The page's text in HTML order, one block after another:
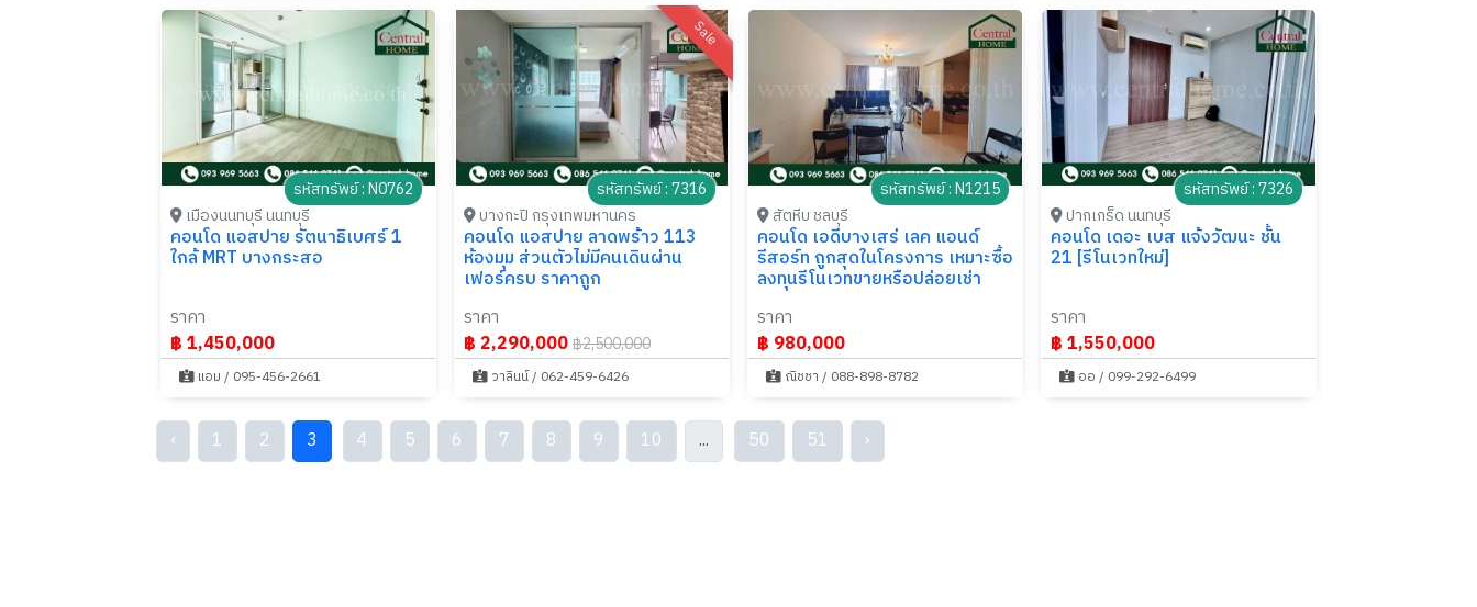
รหัสทรัพย์ : N0762
เมืองนนทบุรี นนทบุรี
คอนโด แอสปาย รัตนาธิเบศร์ 1
ใกล้ MRT บางกระสอ
ราคา
฿ 1,450,000
แอม / 095-456-2661
Sale
รหัสทรัพย์ : 7316
บางกะปิ กรุงเทพมหานคร
คอนโด แอสปาย ลาดพร้าว 113
ห้องมุม ส่วนตัวไม่มีคนเดินผ่าน
เฟอร์ครบ ราคาถูก
ราคา
฿ 2,290,000฿2,500,000
วาลินน์ / 062-459-6426
รหัสทรัพย์ : N1215
สัตหีบ ชลบุรี
คอนโด เอดีบางเสร่ เลค แอนด์
รีสอร์ท ถูกสุดในโครงการ เหมาะซื้อ
ลงทุนรีโนเวทขายหรือปล่อยเช่า
ราคา
฿ 980,000
ณิชชา / 088-898-8782
รหัสทรัพย์ : 7326
ปากเกร็ด นนทบุรี
คอนโด เดอะ เบส แจ้งวัฒนะ ชั้น
21 [รีโนเวทใหม่]
ราคา
฿ 1,550,000
ออ / 099-292-6499
‹ 1 2 3 4 5 6 7 8 9 10 ... 50 51 ›